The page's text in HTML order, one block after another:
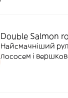
Double Salmon
Найсмачніший
лососем і